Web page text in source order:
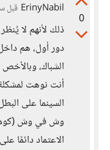
0
ErinyNabil قبل
ذلك لأنهم لا
دور أول، هم داخل
الشباك،
أنت نوهت
السينما على
وش في وش
الاعتماد دائمًا